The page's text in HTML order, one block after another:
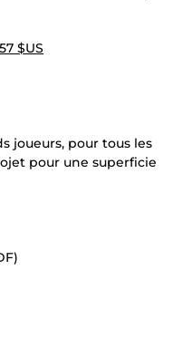
$US
joueurs, pour tous les
pour une superficie